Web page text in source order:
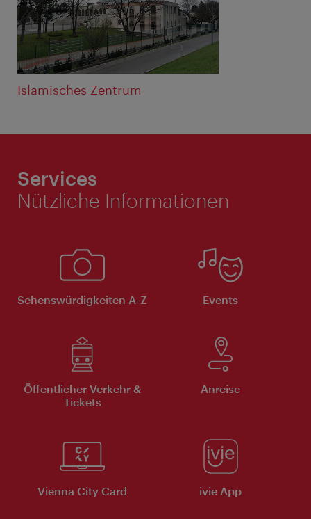
Islamisches Zentrum
Services
Nützliche Informationen
Sehenswürdigkeiten A-Z Events
Öffentlicher Verkehr &
Tickets
Anreise
Vienna City Card ivie App